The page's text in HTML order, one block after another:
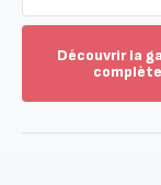
Découvrir la
complète